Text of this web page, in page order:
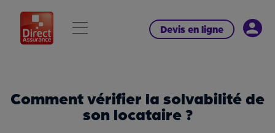
Devis en ligne
Comment vérifier la solvabilité de
son locataire ?